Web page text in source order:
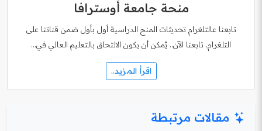
منحة جامعة أوسترافا
تابعنا عالتلغرام تحديثات المنح الدراسية أول بأول ضمن قناتنا على
التلغرام. تابعنا الآن.. يُمكن أن يكون الالتحاق بالتعليم العالي في…
اقرأ المزيد..
مقالات مرتبطة